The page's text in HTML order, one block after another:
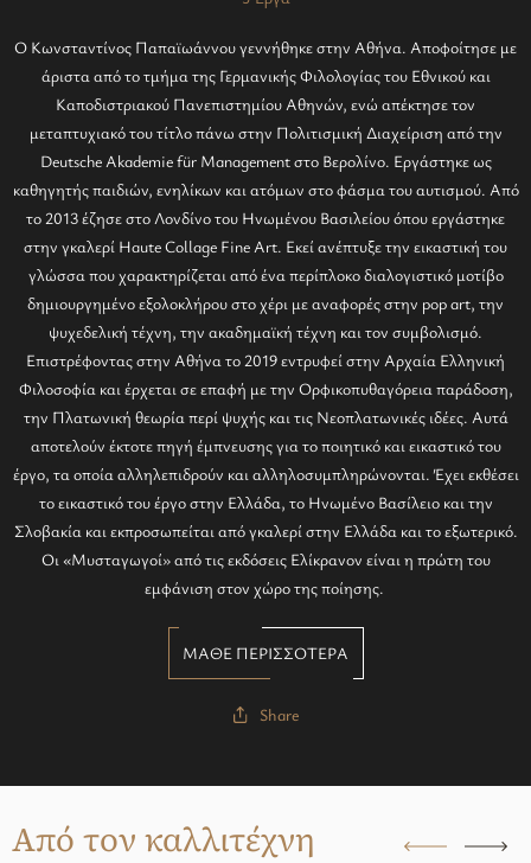
Ο Κωνσταντίνος Παπαϊωάννου γεννήθηκε στην Αθήνα. Αποφοίτησε με
άριστα από το τμήμα της Γερμανικής Φιλολογίας του Εθνικού και
Καποδιστριακού Πανεπιστημίου Αθηνών, ενώ απέκτησε τον
μεταπτυχιακό του τίτλο πάνω στην Πολιτισμική Διαχείριση από την
Deutsche Akademie für Management στο Βερολίνο. Εργάστηκε ως
καθηγητής παιδιών, ενηλίκων και ατόμων στο φάσμα του αυτισμού. Από
το 2013 έζησε στο Λονδίνο του Ηνωμένου Βασιλείου όπου εργάστηκε
στην γκαλερί Haute Collage Fine Art. Εκεί ανέπτυξε την εικαστική του
γλώσσα που χαρακτηρίζεται από ένα περίπλοκο διαλογιστικό μοτίβο
δημιουργημένο εξολοκλήρου στο χέρι με αναφορές στην pop art, την
ψυχεδελική τέχνη, την ακαδημαϊκή τέχνη και τον συμβολισμό.
Επιστρέφοντας στην Αθήνα το 2019 εντρυφεί στην Αρχαία Ελληνική
Φιλοσοφία και έρχεται σε επαφή με την Ορφικοπυθαγόρεια παράδοση,
την Πλατωνική θεωρία περί ψυχής και τις Νεοπλατωνικές ιδέες. Αυτά
αποτελούν έκτοτε πηγή έμπνευσης για το ποιητικό και εικαστικό του
έργο, τα οποία αλληλεπιδρούν και αλληλοσυμπληρώνονται. Έχει εκθέσει
το εικαστικό του έργο στην Ελλάδα, το Ηνωμένο Βασίλειο και την
Σλοβακία και εκπροσωπείται από γκαλερί στην Ελλάδα και το εξωτερικό.
Οι «Μυσταγωγοί» από τις εκδόσεις Ελίκρανον είναι η πρώτη του
εμφάνιση στον χώρο της ποίησης.
ΜΑΘΕ ΠΕΡΙΣΣΟΤΕΡΑ
Share
Από τον καλλιτέχνη